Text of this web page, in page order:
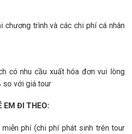
chương trình và các chi phí cá nhân
có nhu cầu xuất hóa đơn vui lòng
so với giá tour
EM ĐI THEO:
phí (chi phí phát sinh trên tour